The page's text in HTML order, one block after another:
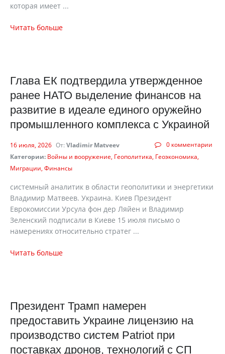
которая имеет ...
Читать больше
Глава ЕК подтвердила утвержденное
ранее НАТО выделение финансов на
развитие в идеале единого оружейно
промышленного комплекса с Украиной
0 комментарии
16 июля, 2026 От: Vladimir Matveev
Категории: Войны и вооружение Геополитика Геоэкономика
Миграции Финансы
cистемный аналитик в области геополитики и энергетики
Владимир Матвеев. Украина. Киев Президент
Еврокомиссии Урсула фон дер Ляйен и Владимир
Зеленский подписали в Киеве 15 июля письмо о
намерениях относительно стратег ...
Читать больше
Президент Трамп намерен
предоставить Украине лицензию на
производство систем Patriot при
поставках дронов, технологий с СП